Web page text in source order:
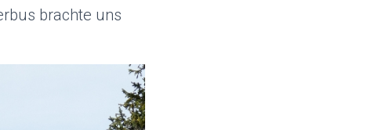
brachte uns